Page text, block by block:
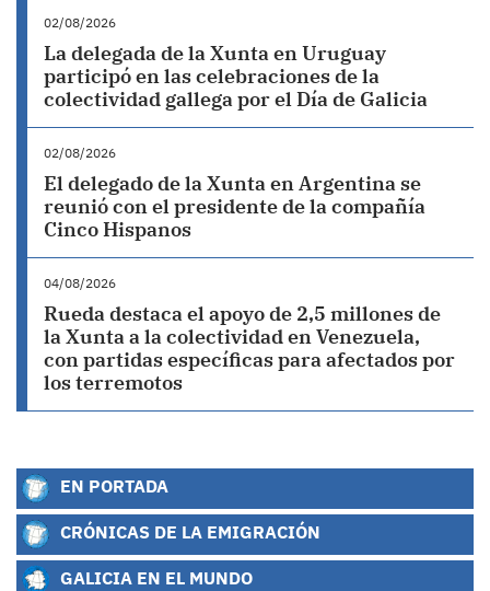
02/08/2026
La delegada de la Xunta en Uruguay
participó en las celebraciones de la
colectividad gallega por el Día de Galicia
02/08/2026
El delegado de la Xunta en Argentina se
reunió con el presidente de la compañía
Cinco Hispanos
04/08/2026
Rueda destaca el apoyo de 2,5 millones de
la Xunta a la colectividad en Venezuela,
con partidas específicas para afectados por
los terremotos
EN PORTADA
CRÓNICAS DE LA EMIGRACIÓN
GALICIA EN EL MUNDO